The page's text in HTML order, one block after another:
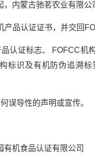
内蒙古驰茗农业有限公
产品认证证书，并交回
品认证标志、 FOFCC
标识及有机防伪追溯
误导性的声明或宣传。
证有限公司